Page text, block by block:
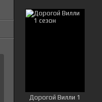
Дорогой Вилли 1